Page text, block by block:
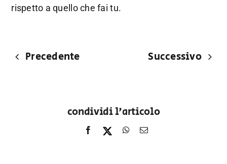
rispetto a quello che fai tu.
Precedente Successivo
condividi l'articolo